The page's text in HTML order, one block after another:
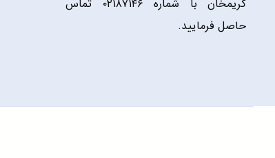
کریمخان با شماره ۰۲۱۸۷۱۴۶ تماس
حاصل فرمایید.